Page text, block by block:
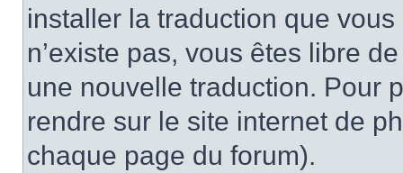
installer la traduction que
n’existe pas, vous êtes libre
une nouvelle traduction. Pour
rendre sur le site internet de
chaque page du forum).